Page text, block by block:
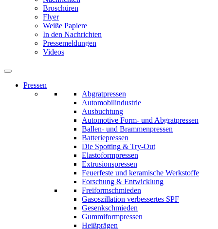
Broschüren
Flyer
Weiße Papiere
In den Nachrichten
Pressemeldungen
Videos
Pressen
Abgratpressen
Automobilindustrie
Ausbuchtung
Automotive Form- und Abgratpressen
Ballen- und Brammenpressen
Batteriepressen
Die Spotting & Try-Out
Elastoformpressen
Extrusionspressen
Feuerfeste und keramische Werkstoffe
Forschung & Entwicklung
Freiformschmieden
Gasoszillation verbessertes SPF
Gesenkschmieden
Gummiformpressen
Heißprägen